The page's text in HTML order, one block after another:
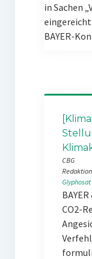
in Sachen
BAYER-
CBG
Redaktion
Glyphosat
CO2-